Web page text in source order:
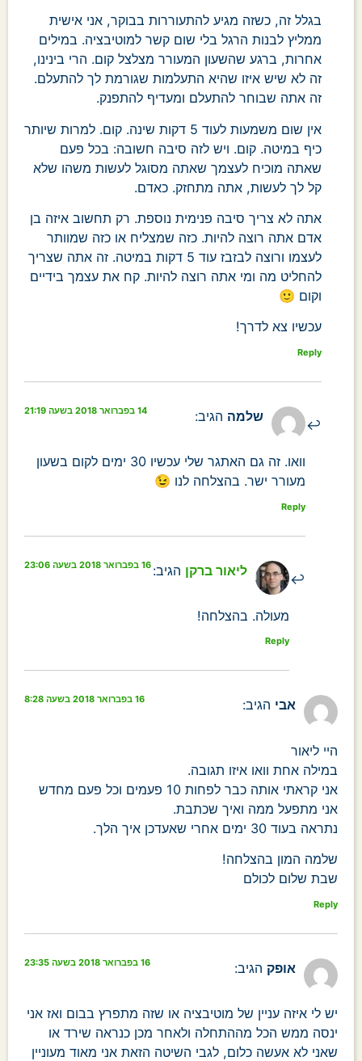
בגלל זה, כשזה מגיע להתעוררות בבוקר, אני אישית
ממליץ לבנות הרגל בלי שום קשר למוטיבציה. במילים
אחרות, ברגע שהשעון המעורר מצלצל קום. הרי בינינו,
זה לא שיש איזו שהיא התעלמות שגורמת לך להתעלם.
זה אתה שבוחר להתעלם ומעדיף להתפנק.
אין שום משמעות לעוד 5 דקות שינה. קום. למרות שיותר
כיף במיטה. קום. ויש לזה סיבה חשובה: בכל פעם
שאתה מוכיח לעצמך שאתה מסוגל לעשות משהו שלא
קל לך לעשות, אתה מתחזק. כאדם.
אתה לא צריך סיבה פנימית נוספת. רק תחשוב איזה בן
אדם אתה רוצה להיות. כזה שמצליח או כזה שמוותר
לעצמו ורוצה לבזבז עוד 5 דקות במיטה. זה אתה שצריך
להחליט מה ומי אתה רוצה להיות. קח את עצמך בידיים
וקום 🙂
עכשיו צא לדרך!
Reply
שלמה הגיב: 14 בפברואר 2018 בשעה 21:19
וואו. זה גם האתגר שלי עכשיו 30 ימים לקום בשעון
מעורר ישר. בהצלחה לנו 😉
Reply
ליאור ברקן הגיב: 16 בפברואר 2018 בשעה 23:06
מעולה. בהצלחה!
Reply
אבי הגיב: 16 בפברואר 2018 בשעה 8:28
היי ליאור
במילה אחת וואו איזו תגובה.
אני קראתי אותה כבר לפחות 10 פעמים וכל פעם מחדש
אני מתפעל ממה ואיך שכתבת.
נתראה בעוד 30 ימים אחרי שאעדכן איך הלך.
שלמה המון בהצלחה!
שבת שלום לכולם
Reply
אופק הגיב: 16 בפברואר 2018 בשעה 23:35
יש לי איזה עניין של מוטיבציה או שזה מתפרץ בבום ואז אני
ינסה ממש הכל מההתחלה ולאחר מכן כנראה שירד או
שאני לא אעשה כלום, לגבי השיטה הזאת אני מאוד מעוניין